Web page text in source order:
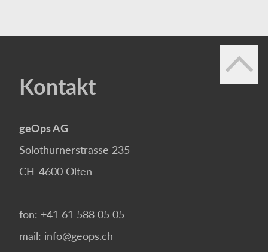
Kontakt
geOps AG
Solothurnerstrasse 235
CH-4600 Olten
fon: +41 61 588 05 05
mail: info@geops.ch